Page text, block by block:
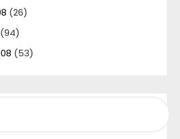
(26)
(94)
(53)